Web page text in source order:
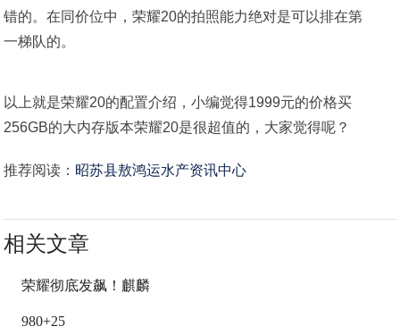
错的。在同价位中，荣耀20的拍照能力绝对是可以排在第
一梯队的。
以上就是荣耀20的配置介绍，小编觉得1999元的价格买
256GB的大内存版本荣耀20是很超值的，大家觉得呢？
推荐阅读： 昭苏县敖鸿运水产资讯中心
相关文章
荣耀彻底发飙！麒麟
980+25